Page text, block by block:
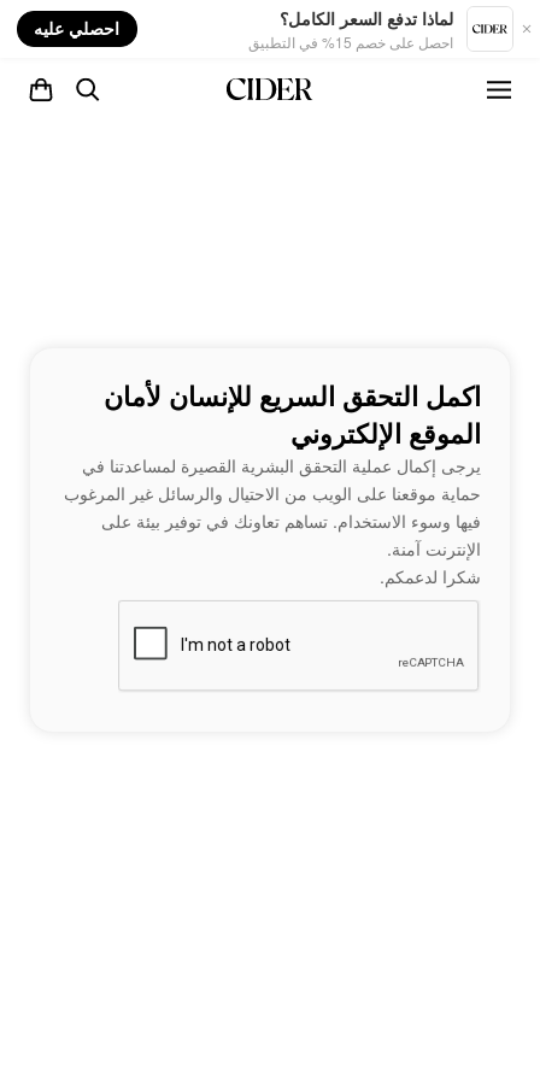
لماذا تدفع السعر الكامل؟
احصل على خصم 15% في التطبيق
احصلي عليه
اكمل التحقق السريع للإنسان لأمان
الموقع الإلكتروني
يرجى إكمال عملية التحقق البشرية القصيرة لمساعدتنا في
حماية موقعنا على الويب من الاحتيال والرسائل غير المرغوب
فيها وسوء الاستخدام. تساهم تعاونك في توفير بيئة على
الإنترنت آمنة.
شكرا لدعمكم.